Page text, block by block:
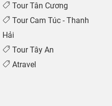
Tour Tân Cương
Tour Cam Túc - Thanh
Hải
Tour Tây An
Atravel